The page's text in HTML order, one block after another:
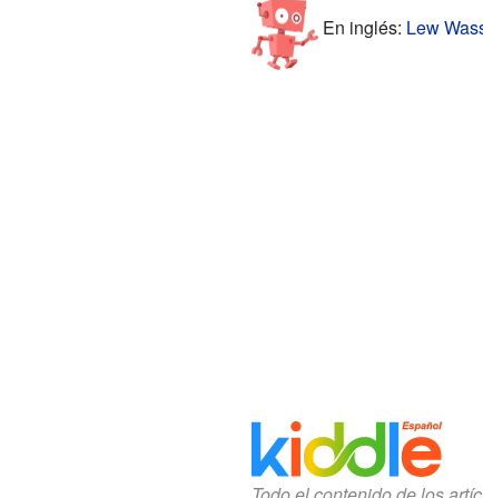
En inglés: Lew